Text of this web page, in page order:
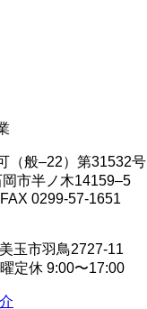
（般‒22）第31532号
市半ノ木14159‒5
0299-57-1651
玉市羽鳥2727-11
定休 9:00〜17:00